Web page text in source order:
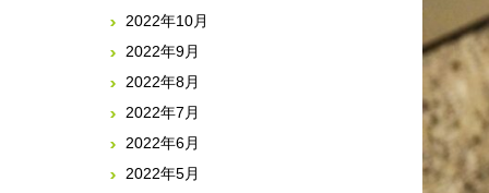
2022年10月
2022年9月
2022年8月
2022年7月
2022年6月
2022年5月